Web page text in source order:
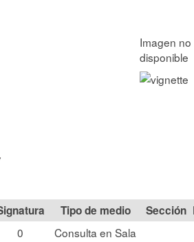
Tipo de medio Sección
0 Consulta en Sala